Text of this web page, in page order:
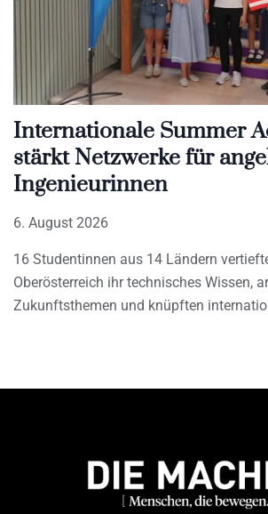
Internationale Summer
stärkt Netzwerke für
Ingenieurinnen
6. August 2026
16 Studentinnen aus 14 Ländern
Oberösterreich ihr technisches Wissen,
Zukunftsthemen und knüpften